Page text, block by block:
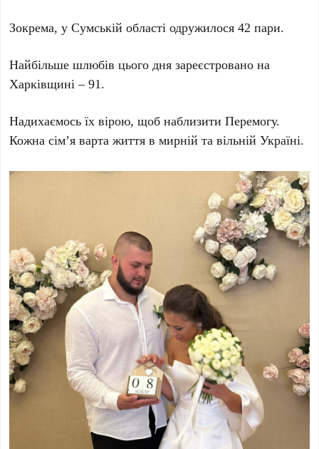
Зокрема, у Сумській області одружилося 42 пари.
Найбільше шлюбів цього дня зареєстровано на
Харківщині – 91.
Надихаємось їх вірою, щоб наблизити Перемогу.
Кожна сім’я варта життя в мирній та вільній Україні.